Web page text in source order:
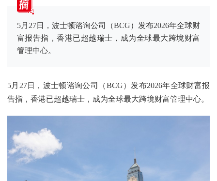
5月27日，波士顿谘询公司（BCG）发布2026年全球财
富报告指，香港已超越瑞士，成为全球最大跨境财富
管理中心。
5月27日，波士顿谘询公司（BCG）发布2026年全球财富报
告指，香港已超越瑞士，成为全球最大跨境财富管理中心。